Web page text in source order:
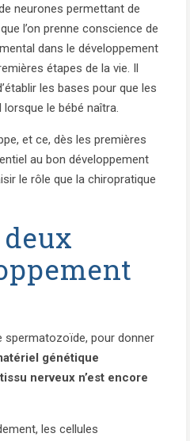
neurones permettant de
l’on prenne conscience de
dans le développement
étapes de la vie. Il
les bases pour que les
le bébé naîtra.
et ce, dès les premières
au bon développement
le rôle que la chiropratique
spermatozoïde, pour donner
génétique
nerveux n’est encore
les cellules